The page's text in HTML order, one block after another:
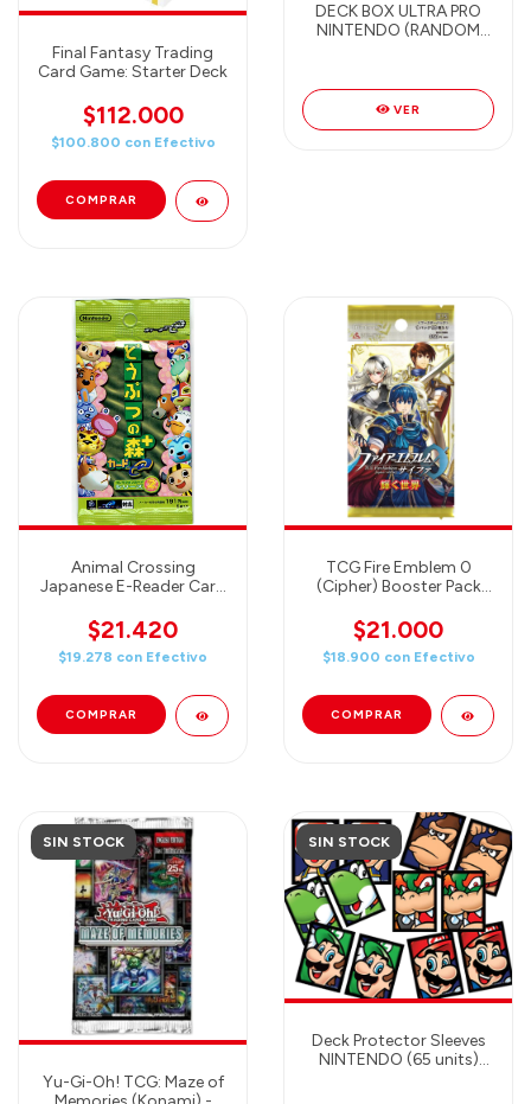
Final Fantasy Trading
Card Game: Starter Deck
$112.000
$100.800 con Efectivo
COMPRAR
DECK BOX ULTRA PRO
NINTENDO (RANDOM
VER
Animal Crossing
Japanese E-Reader Card
Gamecube) 5 Cards -
booster
$21.420
$19.278 con Efectivo
TCG Fire Emblem 0
(Cipher) Booster Pack
$21.000
$18.900 con Efectivo
SIN STOCK
Yu-Gi-Oh! TCG: Maze of
SIN STOCK
Deck Protector Sleeves
NINTENDO (65 units)